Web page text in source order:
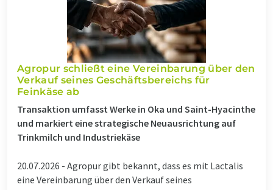
Agropur schließt eine Vereinbarung über den
Verkauf seines Geschäftsbereichs für
Feinkäse ab
Transaktion umfasst Werke in Oka und Saint-Hyacinthe
und markiert eine strategische Neuausrichtung auf
Trinkmilch und Industriekäse
20.07.2026 - Agropur gibt bekannt, dass es mit Lactalis
eine Vereinbarung über den Verkauf seines